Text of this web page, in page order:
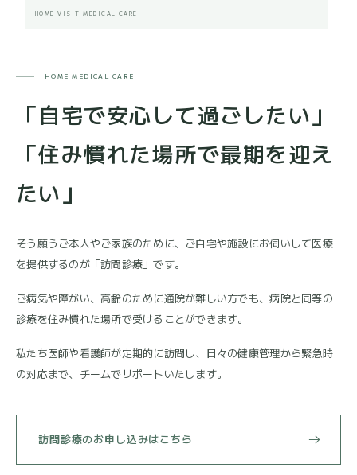
HOME VISIT MEDICAL CARE
HOME MEDICAL CARE
「自宅で安心して過ごしたい」
「住み慣れた場所で最期を迎え
たい」
そう願うご本人やご家族のために、ご自宅や施設にお伺いして医療
を提供するのが「訪問診療」です。
ご病気や障がい、高齢のために通院が難しい方でも、病院と同等の
診療を住み慣れた場所で受けることができます。
私たち医師や看護師が定期的に訪問し、日々の健康管理から緊急時
の対応まで、チームでサポートいたします。
訪問診療のお申し込みはこちら